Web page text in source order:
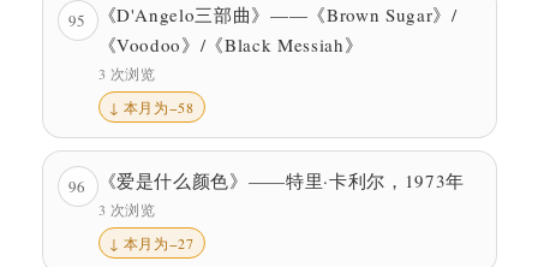
95
《D'Angelo三部曲》——《Brown Sugar》/
《Voodoo》/《Black Messiah》
3 次浏览
↓ 本月为−58
96 《爱是什么颜色》——特里·卡利尔，1973年
3 次浏览
↓ 本月为−27